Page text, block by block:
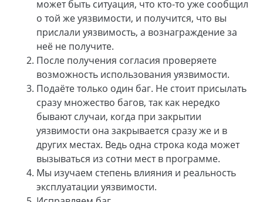
может быть ситуация, что кто-то уже сообщил
о той же уязвимости, и получится, что вы
прислали уязвимость, а вознаграждение за
неё не получите.
После получения согласия проверяете
возможность использования уязвимости.
Подаёте только один баг. Не стоит присылать
сразу множество багов, так как нередко
бывают случаи, когда при закрытии
уязвимости она закрывается сразу же и в
других местах. Ведь одна строка кода может
вызываться из сотни мест в программе.
Мы изучаем степень влияния и реальность
эксплуатации уязвимости.